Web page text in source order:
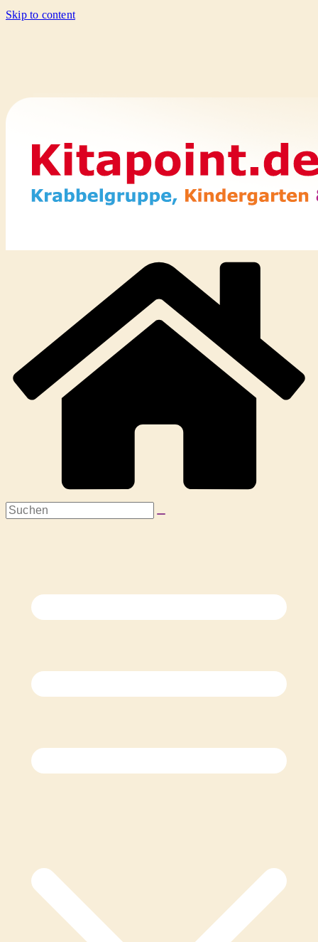
Skip to content